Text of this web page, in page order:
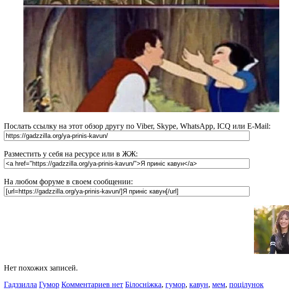
Послать ссылку на этот обзор другу по Viber, Skype, WhatsApp, ICQ или E-Mail:
Разместить у себя на ресурсе или в ЖЖ:
На любом форуме в своем сообщении:
Нет похожих записей.
Гадззилла Гумор Комментариев нет Білосніжка, гумор, кавун, мем, поцілунок